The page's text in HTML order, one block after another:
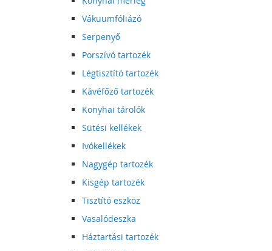
Vákuumfóliázó
Serpenyő
Porszívó tartozék
Légtisztító tartozék
Kávéfőző tartozék
Konyhai tárolók
Sütési kellékek
Ivókellékek
Nagygép tartozék
Kisgép tartozék
Tisztító eszköz
Vasalódeszka
Háztartási tartozék